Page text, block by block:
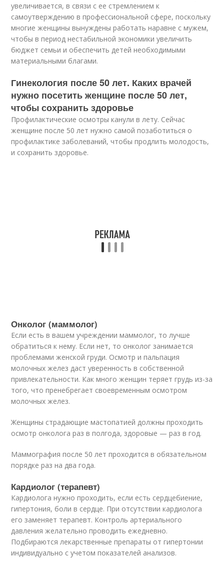
увеличивается, в связи с ее стремлением к
самоутверждению в профессиональной сфере, поскольку
многие женщины вынуждены работать наравне с мужем,
чтобы в период нестабильной экономики увеличить
бюджет семьи и обеспечить детей необходимыми
материальными благами.
Гинекология после 50 лет. Каких врачей
нужно посетить женщине после 50 лет,
чтобы сохранить здоровье
Профилактические осмотры канули в лету. Сейчас
женщине после 50 лет нужно самой позаботиться о
профилактике заболеваний, чтобы продлить молодость,
и сохранить здоровье.
Онколог (маммолог)
Если есть в вашем учреждении маммолог, то лучше
обратиться к нему. Если нет, то онколог занимается
проблемами женской груди. Осмотр и пальпация
молочных желез даст уверенность в собственной
привлекательности. Как много женщин теряет грудь из-за
того, что пренебрегает своевременным осмотром
молочных желез.
Женщины страдающие мастопатией должны проходить
осмотр онколога раз в полгода, здоровые — раз в год.
Маммография после 50 лет проходится в обязательном
порядке раз на два года.
Кардиолог (терапевт)
Кардиолога нужно проходить, если есть сердцебиение,
гипертония, боли в сердце. При отсутствии кардиолога
его заменяет терапевт. Контроль артериального
давления желательно проводить ежедневно.
Подбираются лекарственные препараты от гипертонии
индивидуально с учетом показателей анализов.